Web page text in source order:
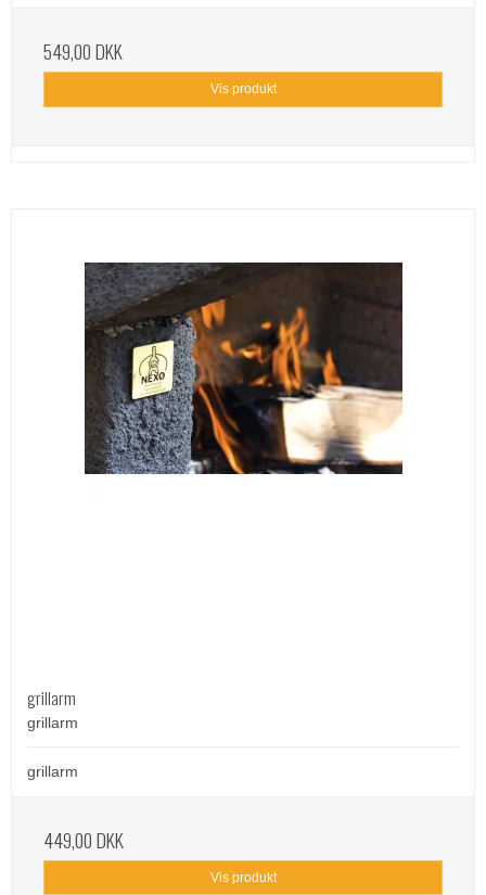
549,00 DKK
Vis produkt
grillarm
grillarm
grillarm
449,00 DKK
Vis produkt